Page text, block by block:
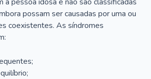
possam ser causadas por uma ou
coexistentes. As síndromes